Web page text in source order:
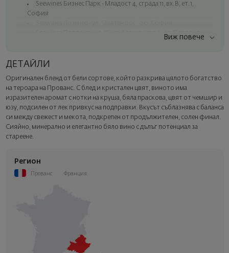
Seewines Бизнес Парк - Младост 4, сграда 11, вх.В, ет.1,
София
Seewines Пловдив - ул. "Княз Александър I", 45, Пловдив
Куриер на Seewines до адрес в рамките на град София
Изненадайте със стил
Добавете луксозна подаръчна опаковка и персонализирана
картичка с ваше пожелание. Изберете тази опция в
следващата стъпка от поръчката.
Виж повече
ДЕТАЙЛИ
Оригинален бленд от бели сортове, който разкрива цялото богатство
на тероара на Прованс. С блед и кристален цвят, виното има
изразителен аромат с нотки на круша, бяла праскова, цвят от чемшир и
юзу, подсилен от лек привкус на подправки. Вкусът съблазнява с баланса
си между свежест и мекота, подкрепен от продължителен, солен финал.
Сияйно, минерално и елегантно бяло вино с дълъг потенциал за
стареене.
Регион
Прованс Франция